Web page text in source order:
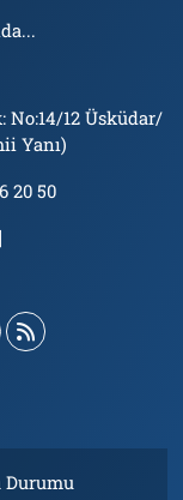
No:14/12 Üsküdar/
Yanı)
20 50
Durumu